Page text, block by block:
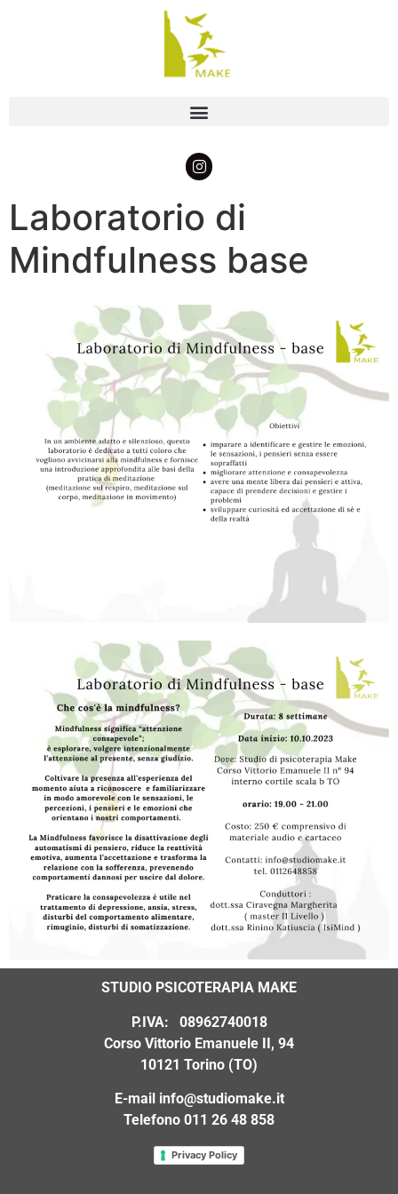
Laboratorio di
Mindfulness base
STUDIO PSICOTERAPIA MAKE
P.IVA: 08962740018
Corso Vittorio Emanuele II, 94
10121 Torino (TO)
E-mail info@studiomake.it
Telefono 011 26 48 858
Privacy Policy